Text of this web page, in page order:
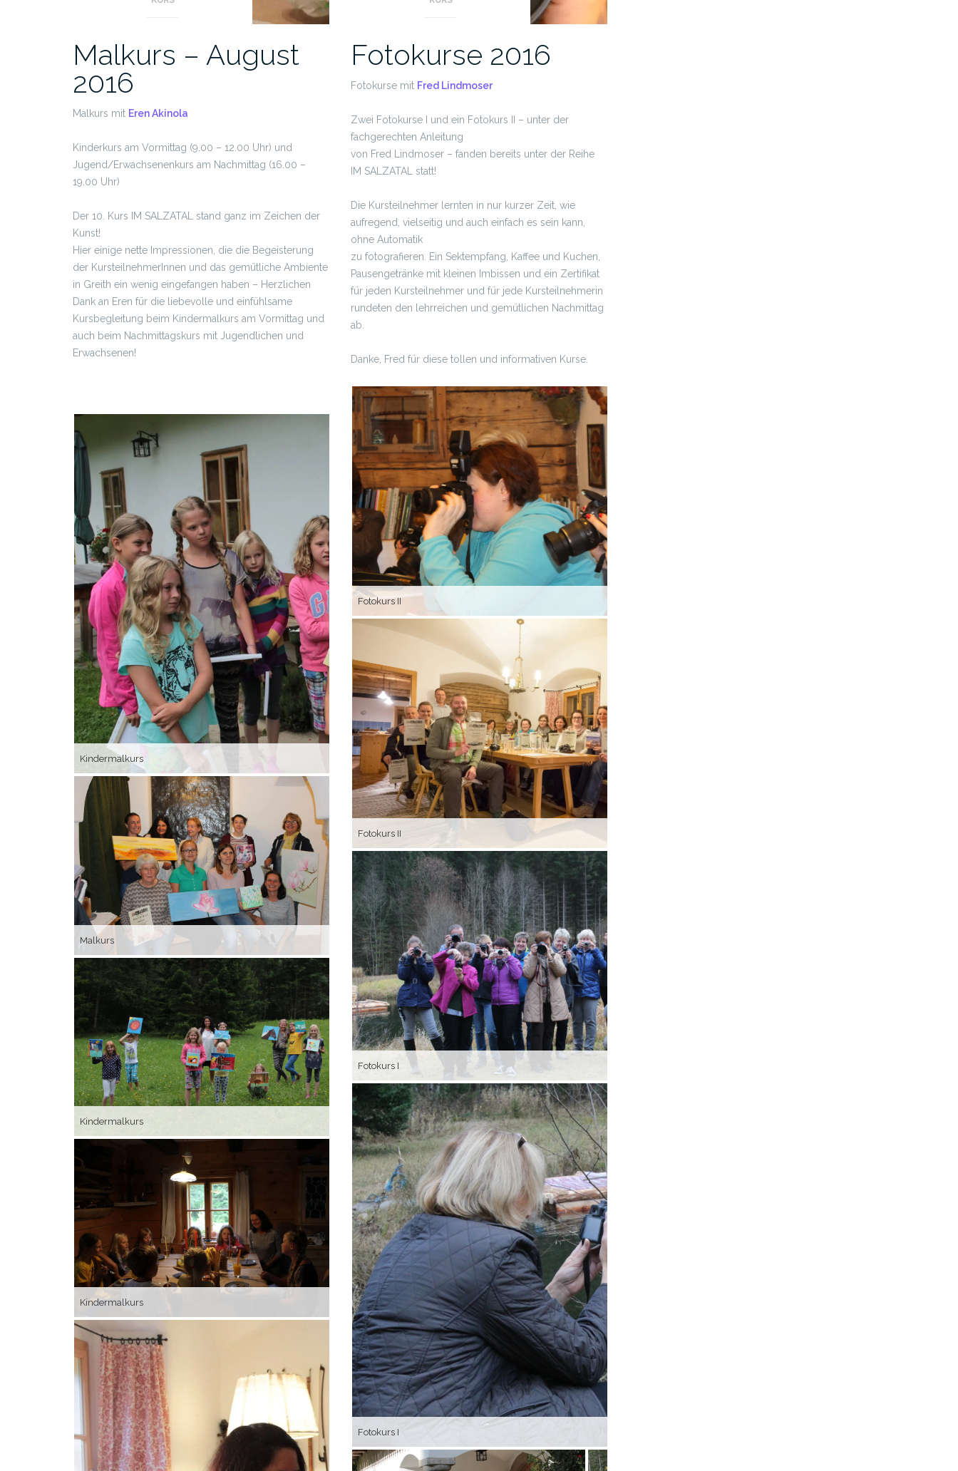
Malkurs – August
2016
Malkurs mit Eren Akinola
Kinderkurs am Vormittag (9.00 – 12.00 Uhr) und
Jugend/Erwachsenenkurs am Nachmittag (16.00 –
19.00 Uhr)
Der 10. Kurs IM SALZATAL stand ganz im Zeichen der
Kunst!
Hier einige nette Impressionen, die die Begeisterung
der KursteilnehmerInnen und das gemütliche Ambiente
in Greith ein wenig eingefangen haben – Herzlichen
Dank an Eren für die liebevolle und einfühlsame
Kursbegleitung beim Kindermalkurs am Vormittag und
auch beim Nachmittagskurs mit Jugendlichen und
Erwachsenen!
Kindermalkurs
Malkurs Malkurs
Kindermalkurs
Kindermalkurs Kindermalkurs
Fotokurse 2016
Fotokurse mit Fred Lindmoser
Zwei Fotokurse I und ein Fotokurs II – unter der
fachgerechten Anleitung
von Fred Lindmoser – fanden bereits unter der Reihe
IM SALZATAL statt!
Die Kursteilnehmer lernten in nur kurzer Zeit, wie
aufregend, vielseitig und auch einfach es sein kann,
ohne Automatik
zu fotografieren. Ein Sektempfang, Kaffee und Kuchen,
Pausengetränke mit kleinen Imbissen und ein Zertifikat
für jeden Kursteilnehmer und für jede Kursteilnehmerin
rundeten den lehrreichen und gemütlichen Nachmittag
ab.
Danke, Fred für diese tollen und informativen Kurse.
Fotokurs II
Fotokurs II
Fotokurs I
Fotokurs I